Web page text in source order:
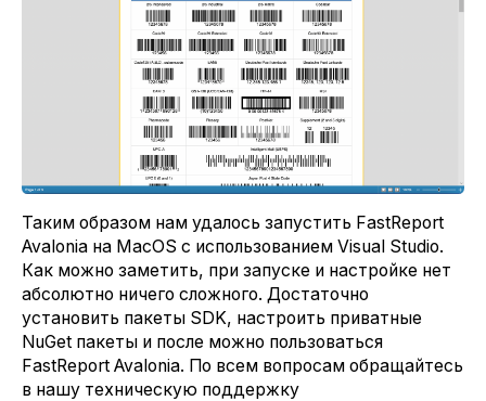
Таким образом нам удалось запустить FastReport
Avalonia на MacOS с использованием Visual Studio.
Как можно заметить, при запуске и настройке нет
абсолютно ничего сложного. Достаточно
установить пакеты SDK, настроить приватные
NuGet пакеты и после можно пользоваться
FastReport Avalonia. По всем вопросам обращайтесь
в нашу техническую поддержку